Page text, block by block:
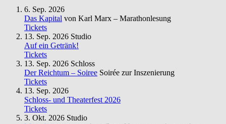
6. Sep. 2026
Das Kapital von Karl Marx – Marathonlesung
Tickets
13. Sep. 2026 Studio
Auf ein Getränk!
Tickets
13. Sep. 2026 Schloss
Der Reichtum – Soiree Soirée zur Inszenierung
Tickets
13. Sep. 2026
Schloss- und Theaterfest 2026
Tickets
3. Okt. 2026 Studio